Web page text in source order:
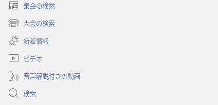
集会の検索
（新
し
タ
で
開
く）
大会の検索
（新
し
い
タ
ブ
で
開
く）
新着情報
ビデオ
音声解説付きの動画
検索